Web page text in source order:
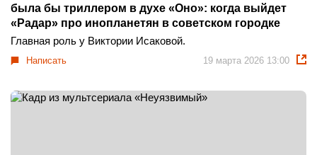
была бы триллером в духе «Оно»: когда выйдет
«Радар» про инопланетян в советском городке
Главная роль у Виктории Исаковой.
Написать 19 марта 2026 13:00